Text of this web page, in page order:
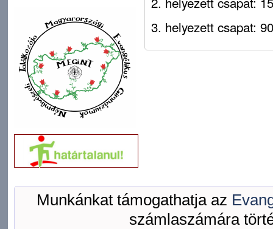
3. helyezett csapat:
Munkánkat támogathatja az
számlaszámára